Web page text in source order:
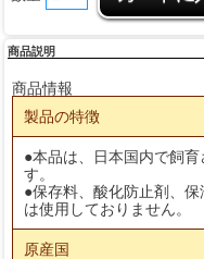
商品説明
商品情報
製品の特徴
●本品は、日本国内で飼
す。
●保存料、酸化防止剤、
は使用しておりません。
原産国